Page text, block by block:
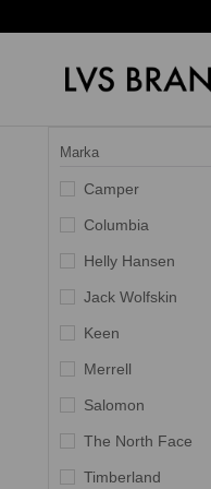
Marka
Camper
Columbia
Helly Hansen
Jack Wolfskin
Keen
Merrell
Salomon
The North Face
Timberland